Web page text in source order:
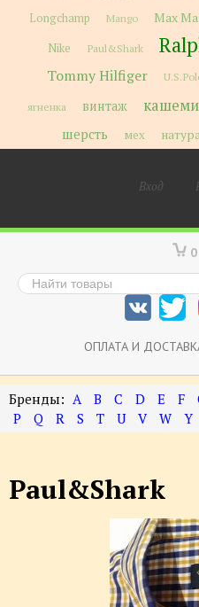
Longchamp Mango Max
Nike
Paul&Shark
Tommy Hilfiger
ягненка
винтаж
шерсть
мех
Вход
ОПЛАТА И
A B C D E F
P
Q R S T U V W Y
Paul&Shark